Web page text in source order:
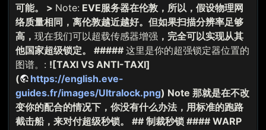
可能。 > Note: EVE服务器在伦敦，所以，假设物理网
络质量相同，离伦敦越近越好。但如果扫描分辨率足够
高， 现在我们可以超载传感器增强 ，完全可以实现从其
他国家超级锁定。 ##### 这里是你的超强锁定器位置的
图谱。: ![TAXI VS ANTI-TAXI]
(
https://english.eve-
guides.fr/images/Ultralock.png) Note 那就是在不改
变你的配合的情况下，你没有什么办法，用标准的跑路
截击船，来对付超级秒锁。 ## 制裁秒锁 #### WARP